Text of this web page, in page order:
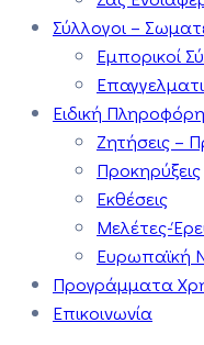
Σύλλογοι –
Εμπορικοί
Ειδική
Ζητήσεις –
Προκηρύξεις
Εκθέσεις
Μελέτες-
Ευρωπαϊκή
Προγράμματα
Επικοινωνία